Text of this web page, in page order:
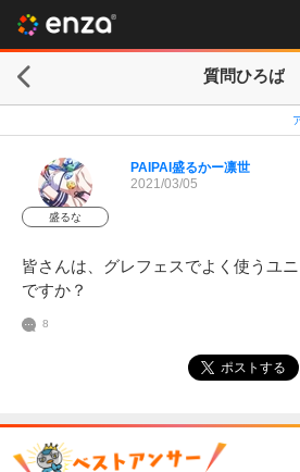
質問ひろば
盛るな
PAIPAI盛るかー凛世
2021/03/05
皆さんは、グレフェスでよく使うユ
ですか？
8
ポストする